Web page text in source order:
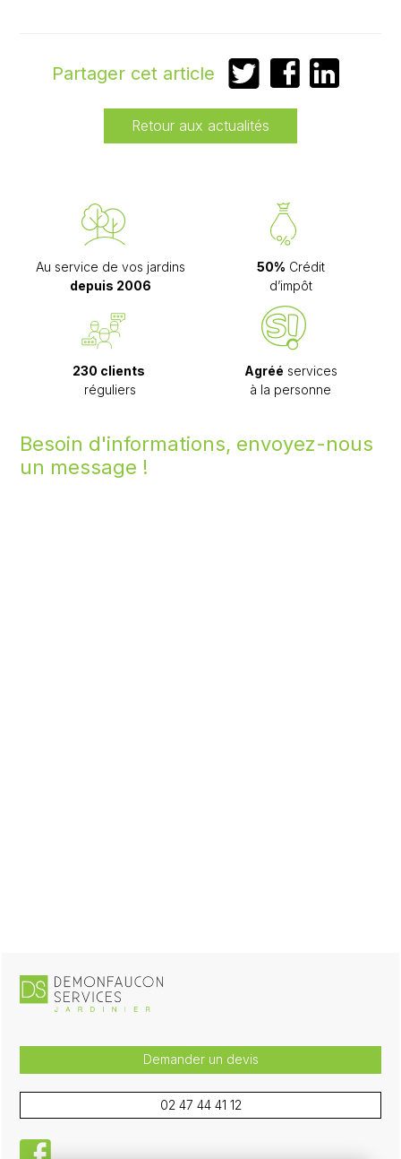
Partager cet article
Partager
sur
Twitter
Partager
sur
Facebook
Partager
sur
Retour aux actualités
Au service de vos jardins
depuis 2006
50% Crédit
d’impôt
230 clients
réguliers
Agréé services
à la personne
Demander un devis
02 47 44 41 12
facebook
Besoin d'informations, envoyez-nous
un message !